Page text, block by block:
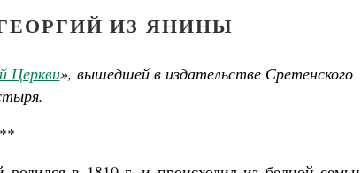
ИЗ ЯНИНЫ
Церкви», вышедшей в издательстве Сретенского